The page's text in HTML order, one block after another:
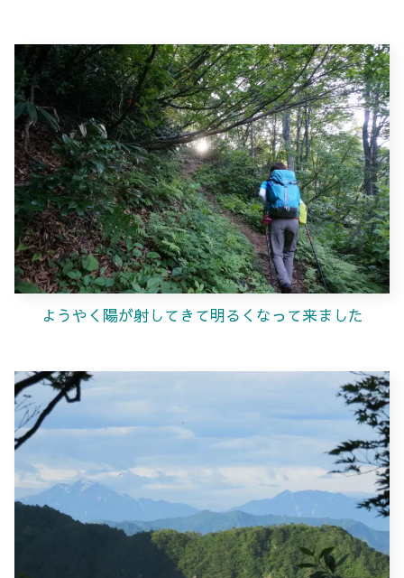
ようやく陽が射してきて明るくなって来ました